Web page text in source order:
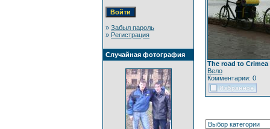
» Забыл пароль
» Регистрация
Случайная фотография
The road to Crimea
Вело
Комментарии: 0